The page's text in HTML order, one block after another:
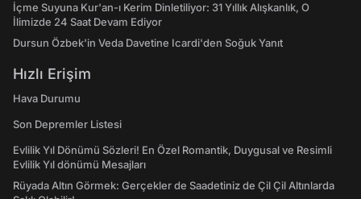
İçme Suyuna Kur'an-ı Kerim Dinletiliyor: 31 Yıllık Alışkanlık, O
İlimizde 24 Saat Devam Ediyor
Dursun Özbek'in Veda Davetine Icardi'den Soğuk Yanıt
Hızlı Erişim
Hava Durumu
Son Depremler Listesi
Evlilik Yıl Dönümü Sözleri! En Özel Romantik, Duygusal ve Resimli
Evlilik Yıl dönümü Mesajları
Rüyada Altın Görmek: Gerçekler de Saadetiniz de Çil Çil Altınlarda